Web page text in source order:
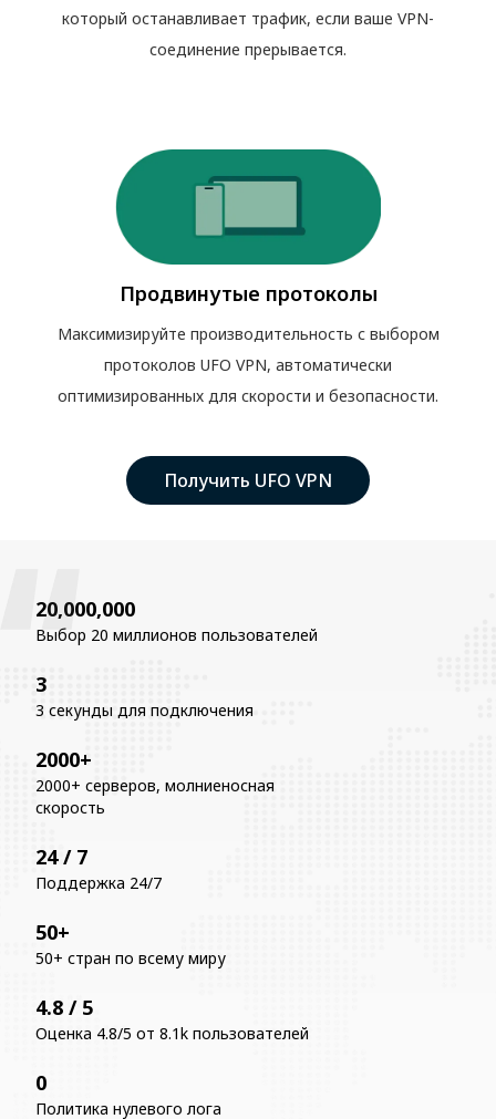
который останавливает трафик, если ваше VPN-
соединение прерывается.
Продвинутые протоколы
Максимизируйте производительность с выбором
протоколов UFO VPN, автоматически
оптимизированных для скорости и безопасности.
Получить UFO VPN
20,000,000
Выбор 20 миллионов пользователей
3
3 секунды для подключения
2000+
2000+ серверов, молниеносная
скорость
24 / 7
Поддержка 24/7
50+
50+ стран по всему миру
4.8 / 5
Оценка 4.8/5 от 8.1k пользователей
0
Политика нулевого лога